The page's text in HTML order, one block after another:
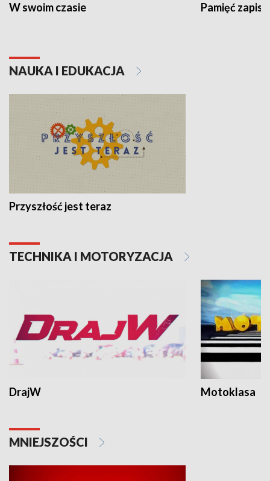
W swoim czasie Pamięć
NAUKA I EDUKACJA
Przyszłość jest teraz
TECHNIKA I MOTORYZACJA
DrajW Motoklasa
MNIEJSZOŚCI